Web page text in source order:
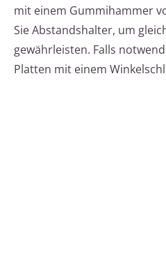
mit einem Gummihammer
Sie Abstandshalter, um
gewährleisten. Falls
Platten mit einem